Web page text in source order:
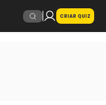
CRIAR QUIZ